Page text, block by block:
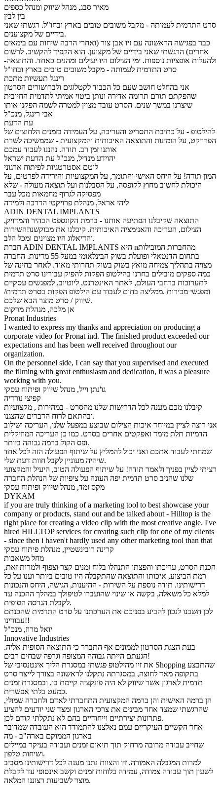
מאיר סבג, מנהל שיווק ומנהל כספים
בין לבין
סרט התדמית לעמותה - מקבל משובים טובים בארץ ובחו"ל. רגשתי שאני
בידיים של מקצוענים.
כבר בפגישה הראשונה עם זיו אבן צור (ואחרי הרבה שיחות עם בימאים
אחרים) הרגשתי שאני בידיים של מקצוען. הוא הקפיד להקשיב, לרשום
ולהעלות אופציות נוספות. ימי הצילום היו יעילים ומהנים כאחד. והתוצאה-
סרט התדמית לעמותה - מקבל משובים טובים בארץ ובחו"ל
רינגל תעשיות מתכת
אני בהחלט חושב שעם כל הכבוד לקטלוגים ולברושורים הסרטון
שהפקתם תורם תרומה אדירה ונותן ביטוי אמיתי לתדמית החיובית
שיצרנו במשך שנים. הסרט עובד מצוין למטרה לשמה הפקנו אותו
אבי רינגל, מנכ"ל
עת הדעת
להילטופ - על כתיבת התסריט והעריכה, על העמידה בזמנים הלחוצים של
הפרויקט, על הזמינות והתוצאה האיכותית והמקצועית - שממשיכה לשרת
אותנו זמן רב. תודה. נהננו לעבוד עמכם
יהוידע מנדיל, מנכ"ל עת הדעת ישראל
לוטם אסטרטגיות לפיתוח ארגוני
המון תודה! על היחס האישי והתומך, על המקצועיות והירידה לפרטים, על
היכולת לחשוב מחוץ לקופסה, על הסבלנות ועל תוצאה מעולה - שלא
מפסיקה לגרוף מחמאות מכל עבר
ליהי אראל, מנהלת פרויקטי הדרכה ולמידה
ADIN DENTAL IMPLANTS
התוצאה שקיבלנו הפתיעה אותנו - ברמת הקונספט הבהיר והמדויק,
הצילום, העריכה והאנימציה האיכותית. קיבלנו את מבוקשנו!השירות
והדיאלוג היו מצוינים ומכל הלב.
חברת ADIN DENTAL IMPLANTS היא nמהחברות המובילות
בתחום הדנטאלי ופועלת בשוק הבינלאומי במעל 55 מדינות. החברה
מצויה בתהליך צמיחה מואץ בשוק בשוק תחרותי מאוד. לאחר בחינה של
כמה ספקים מובילים בחרנו בהילטופ הפקות להפיק עבורינו סרט תדמית
לתערוכות ברחבי העולם, לאתר האינטרנט, ליוטיוב, למפגשים עסקיים
ומפגשי מכירות .ממליצה בחום לעבוד עם הילטופ הפקות בסרט תדמית/
שיווק / סרט מוצר הבא שלכם.
אן מלכה, מנהלת מרקום
Pronat Industries
I wanted to express my thanks and appreciation on producing a
corporate video for Pronat ind. The finished product exceeded our
expectations and has been well received throughout our
organization.
On the personnel side, I can say that you supervised and executed
the filming with great enthusiasm and dedication, it was a pleasure
working with you.
גו'נתן וייל, מנהל שיווק ופיתוח עסקי
קפיצי נורדיה
קיבלנו מכם מענה לכל הדרישות שלנו מהסרט - במהירות , מקצועיות
ובהתאם לרוח הדברים שהצגנו.
אני רוצה לציין במיוחד איכות הצילום שבוצע במפעל שלנו, העריכה ושילוב
הדמיות תלת מימד ואפקטים אחרים בסרט. כמו כן העריכה המוזיקלית
ופס הקול ברמה גבוהה ביותר.
שמחתי לעבוד אתכם ואני יכול להמליץ על שיתוף הפעולה הזה לכל אחד
שיהיה מעוניין לקבל חוות דעת שלי.
רציתי לציין בפניך ולאמר תודה! על שיתוף הפעולה הטוב, היעיל והמקצועי
שלנו שהניב סרט תדמית יפה העונה על ציפיות של הנהלת החברה
מקס זמד, מנהל שיווק ופיתוח עסקי
DYKAM
if you are truly thinking of a marketing tool to best showcase your
company or products, stand out and be talked about - Hilltop is the
right place for creating a video clip with the most creative angle. I've
hired HILLTOP services for creating such clip for one of my clients
- since then i haven't hardly used any other marketing tool than that
קרינה רובינשטיין, מנהלת פיתוח עסקי
מחל משאבות
הכנת הסרט, עריכתו והפצתו התנהלו בלוח זמנים קצר וצפוף ולמרות זאת,
רמת הביצוע, איכותו והתוצאה שהתקבלה היו טובים ביותר וענו על כל
דרישותינו. תודה נוספת על השירות - ההיענות, הגישה, היחס והנכונות
למלא כל משאלה, בקשה או שינוי שהועברו לטיפולך במהלך ההכנה עד
לקבלת הגרסה הסופית.
לכן חשבנו לנכון להביע בפניכם את הערכתנו על סרט התדמית שהכנתם
עבורינו!!
יואל מרוז, מנכ"ל
Innovative Industries
.בעת הצגת הסרטון לממונים אף התברר כי התוצאה הסופית אליה
הגעתם הייתה גבוהה המצופה וגרפה שבחים רבים!
את זיו מהילטופ פגשתי במסגרת הליך אינטנסיבי של Shopping שהתבצע
בתקופה מאד לחוצה, במסגרתה נתקלנו לראשונה בצורך לייצר סרט
תדמית לארגון אשר שיווק לא היה פונקציה קיימת בו, ובמסגרת זמנים
כמעט בלתי אפשרית.
הן ברמה האישית והן ברמה המקצועית התחברתי לאדם ולחברה שמולי,
שהרגשתי שמצד אחד מבינים את צרכי הארגון ומצד שני יודעים להציע
פתרונות יצירתיים וייחודיים בהם לא נתקלתי קודם לכן.
אחד הקשיים העיקריים עמם נאלצנו להתמודד הוא העובדה שמדובר
בארגון הממוקם בארה"ב - מה
שחייב עבודה מרובה מרחוק תוך תיאום זמנים ועבודה בעיקר במיילים
ושיחות טלפון.
למרות המגבלה האמורה, זיו והצוות נתנו מענה לכל דרישותינו מסביב
לשעון תוך עבודה צמודה, עמידה בלוחות זמנים וקשב אינסופי עד לקבלת
מוצר לשביעות רצוננו המלאה.